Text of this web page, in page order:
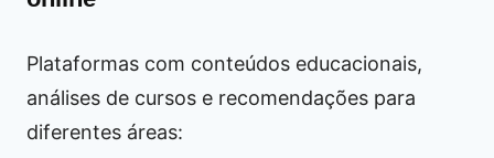
Plataformas com conteúdos educacionais,
análises de cursos e recomendações para
diferentes áreas: